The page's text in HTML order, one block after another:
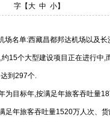
字【大 中 小】
名单:西藏昌都邦达机场以及长
15个大型建设项目正在进行中,
到297个.
目标年,按满足年旅客吞吐量
足年旅客吞吐量1520万人次、